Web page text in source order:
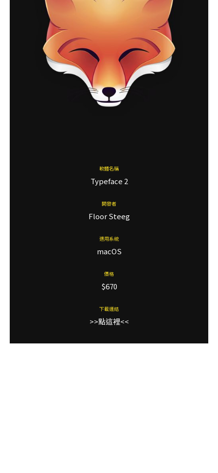
軟體名稱
Typeface 2
開發者
Floor Steeg
適用系統
macOS
價格
$670
下載連結
>>點這裡<<